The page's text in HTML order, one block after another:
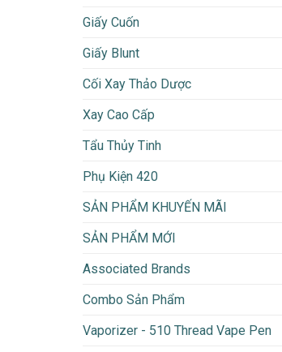
Giấy Cuốn
Giấy Blunt
Cối Xay Thảo Dược
Xay Cao Cấp
Tẩu Thủy Tinh
Phụ Kiện 420
SẢN PHẨM KHUYẾN MÃI
SẢN PHẨM MỚI
Associated Brands
Combo Sản Phẩm
Vaporizer - 510 Thread Vape Pen